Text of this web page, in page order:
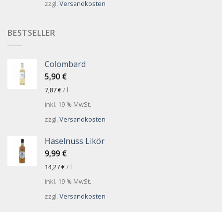
zzgl. Versandkosten
BESTSELLER
Colombard
5,90 €
7,87€/ l
inkl. 19 % MwSt.
zzgl. Versandkosten
Haselnuss Likör
9,99 €
14,27€/ l
inkl. 19 % MwSt.
zzgl. Versandkosten